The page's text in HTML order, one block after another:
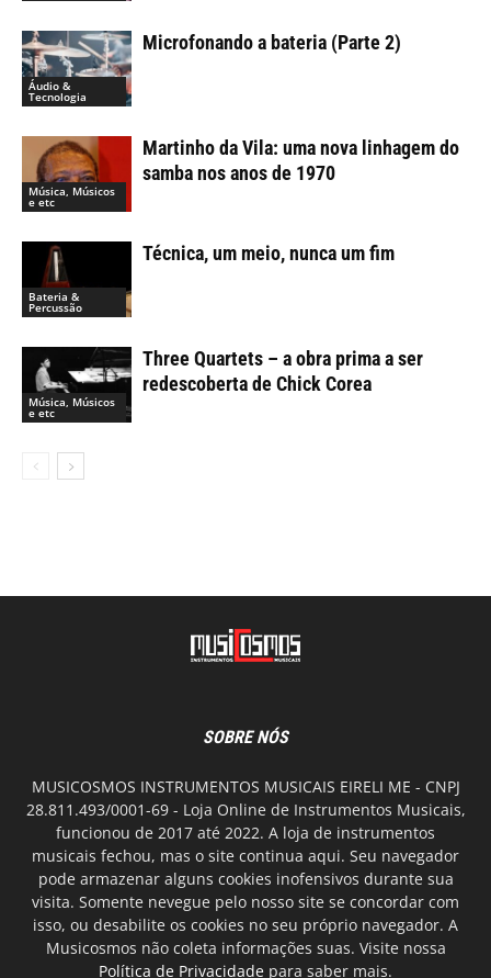
Áudio &
Tecnologia
Microfonando a bateria (Parte 2)
Música, Músicos
e etc
Martinho da Vila: uma nova linhagem do
samba nos anos de 1970
Bateria &
Percussão
Técnica, um meio, nunca um fim
Música, Músicos
e etc
Three Quartets – a obra prima a ser
redescoberta de Chick Corea
SOBRE NÓS
MUSICOSMOS INSTRUMENTOS MUSICAIS EIRELI ME - CNPJ
28.811.493/0001-69 - Loja Online de Instrumentos Musicais,
funcionou de 2017 até 2022. A loja de instrumentos
musicais fechou, mas o site continua aqui. Seu navegador
pode armazenar alguns cookies inofensivos durante sua
visita. Somente nevegue pelo nosso site se concordar com
isso, ou desabilite os cookies no seu próprio navegador. A
Musicosmos não coleta informações suas. Visite nossa
Política de Privacidade para saber mais.